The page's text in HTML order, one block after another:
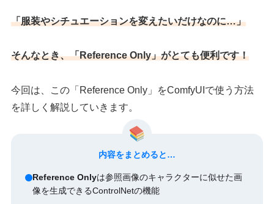
「服装やシチュエーションを変えたいだけなのに…」
そんなとき、「Reference Only」がとても便利です！
今回は、この「Reference Only」をComfyUIで使う方法
を詳しく解説していきます。
内容をまとめると…
Reference Onlyは参照画像のキャラクターに似せた画
像を生成できるControlNetの機能